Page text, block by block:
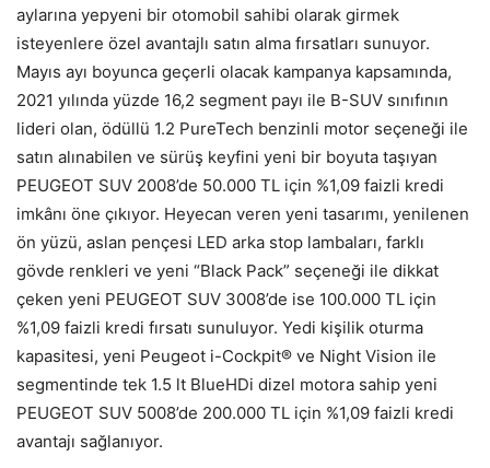
aylarına yepyeni bir otomobil sahibi olarak girmek
isteyenlere özel avantajlı satın alma fırsatları sunuyor.
Mayıs ayı boyunca geçerli olacak kampanya kapsamında,
2021 yılında yüzde 16,2 segment payı ile B-SUV sınıfının
lideri olan, ödüllü 1.2 PureTech benzinli motor seçeneği ile
satın alınabilen ve sürüş keyfini yeni bir boyuta taşıyan
PEUGEOT SUV 2008’de 50.000 TL için %1,09 faizli kredi
imkânı öne çıkıyor. Heyecan veren yeni tasarımı, yenilenen
ön yüzü, aslan pençesi LED arka stop lambaları, farklı
gövde renkleri ve yeni “Black Pack” seçeneği ile dikkat
çeken yeni PEUGEOT SUV 3008’de ise 100.000 TL için
%1,09 faizli kredi fırsatı sunuluyor. Yedi kişilik oturma
kapasitesi, yeni Peugeot i-Cockpit® ve Night Vision ile
segmentinde tek 1.5 lt BlueHDi dizel motora sahip yeni
PEUGEOT SUV 5008’de 200.000 TL için %1,09 faizli kredi
avantajı sağlanıyor.